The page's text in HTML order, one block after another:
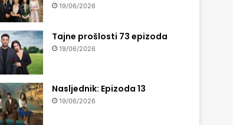
19/06/2026
Tajne prošlosti 73 epizoda
19/06/2026
Nasljednik: Epizoda 13
19/06/2026